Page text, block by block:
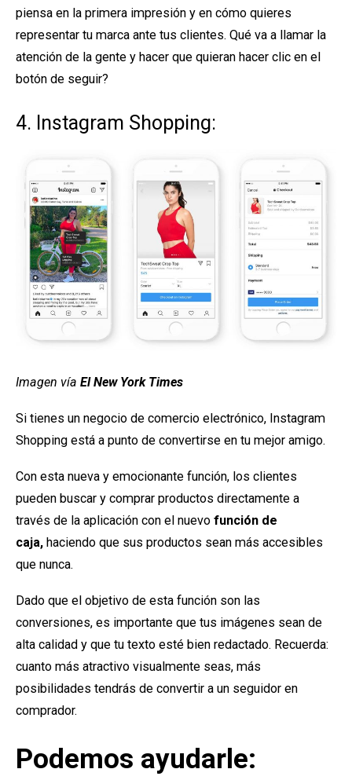
piensa en la primera impresión y en cómo quieres
representar tu marca ante tus clientes. Qué va a llamar la
atención de la gente y hacer que quieran hacer clic en el
botón de seguir?
4. Instagram Shopping:
Imagen vía El New York Times
Si tienes un negocio de comercio electrónico, Instagram
Shopping está a punto de convertirse en tu mejor amigo.
Con esta nueva y emocionante función, los clientes
pueden buscar y comprar productos directamente a
través de la aplicación con el nuevo función de
caja, haciendo que sus productos sean más accesibles
que nunca.
Dado que el objetivo de esta función son las
conversiones, es importante que tus imágenes sean de
alta calidad y que tu texto esté bien redactado. Recuerda:
cuanto más atractivo visualmente seas, más
posibilidades tendrás de convertir a un seguidor en
comprador.
Podemos ayudarle: